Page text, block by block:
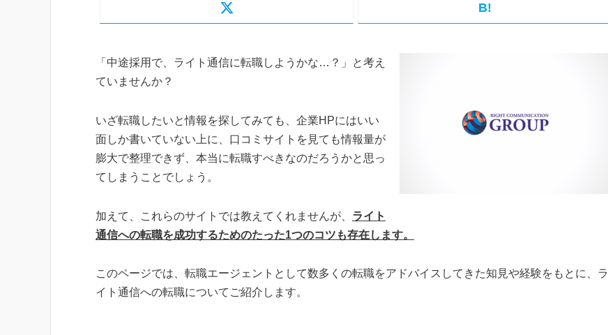
B!
「中途採用で、ライト通信に転職しようかな…？」と考え
ていませんか？
いざ転職したいと情報を探してみても、企業HPにはいい
面しか書いていない上に、口コミサイトを見ても情報量が
膨大で整理できず、本当に転職すべきなのだろうかと思っ
てしまうことでしょう。
加えて、これらのサイトでは教えてくれませんが、 ライト
通信への転職を成功するためのたった1つのコツも存在します。
このページでは、転職エージェントとして数多くの転職をアドバイスしてきた知見や経験をもとに、ラ
イト通信への転職についてご紹介します。